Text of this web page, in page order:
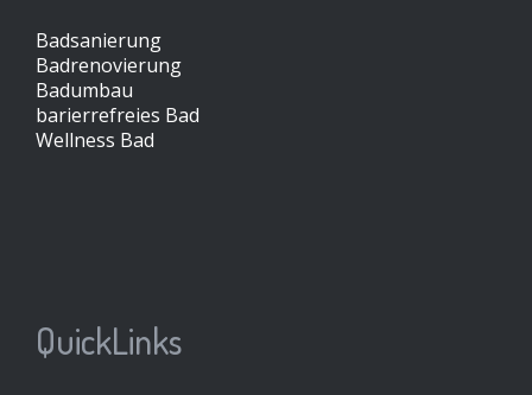
Badsanierung
Badrenovierung
Badumbau
barierrefreies Bad
Wellness Bad
QuickLinks